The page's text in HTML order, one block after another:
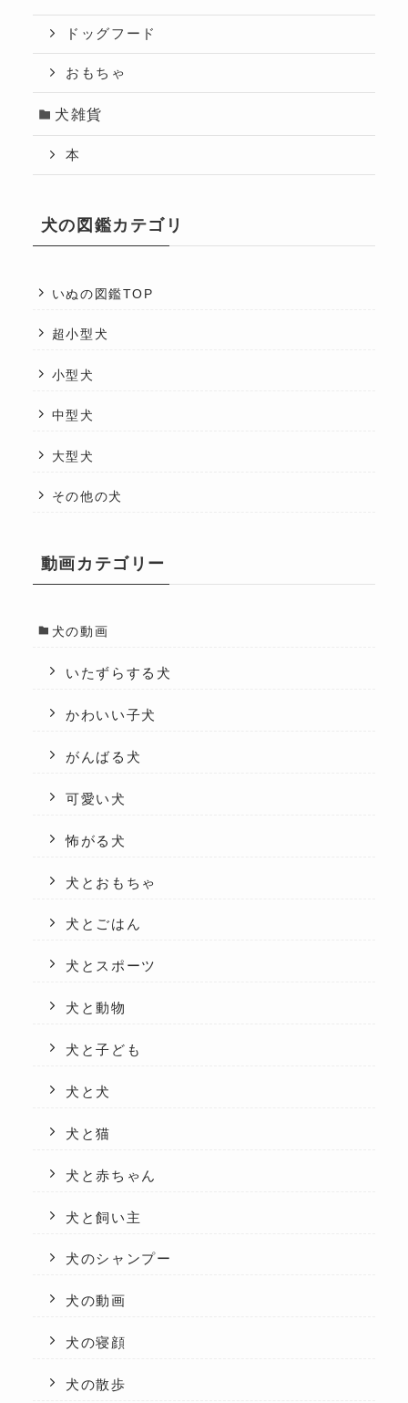
ドッグフード
おもちゃ
犬雑貨
本
犬の図鑑カテゴリ
いぬの図鑑TOP
超小型犬
小型犬
中型犬
大型犬
その他の犬
動画カテゴリー
犬の動画
いたずらする犬
かわいい子犬
がんばる犬
可愛い犬
怖がる犬
犬とおもちゃ
犬とごはん
犬とスポーツ
犬と動物
犬と子ども
犬と犬
犬と猫
犬と赤ちゃん
犬と飼い主
犬のシャンプー
犬の動画
犬の寝顔
犬の散歩